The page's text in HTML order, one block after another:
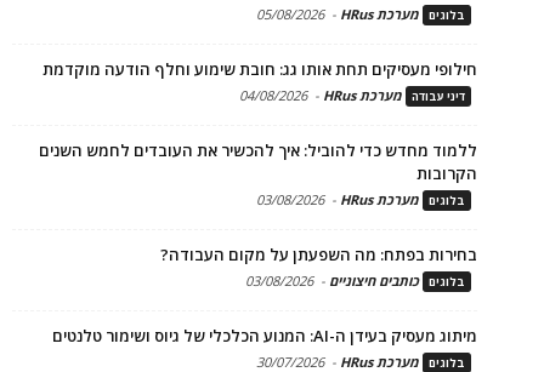
בלוגים מערכת HRus -
05/08/2026
חילופי מעסיקים תחת אותו גג: חובת שימוע וחלף הודעה מוקדמת
דיני עבודה מערכת HRus -
04/08/2026
ללמוד מחדש כדי להוביל: איך להכשיר את העובדים לחמש השנים
הקרובות
בלוגים מערכת HRus -
03/08/2026
בחירות בפתח: מה השפעתן על מקום העבודה?
בלוגים כותבים חיצוניים -
03/08/2026
מיתוג מעסיק בעידן ה-AI: המנוע הכלכלי של גיוס ושימור טלנטים
בלוגים מערכת HRus -
30/07/2026